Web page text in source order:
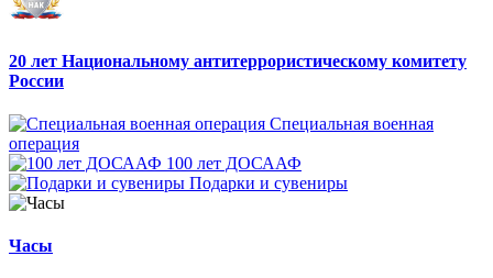
20 лет Национальному антитеррористическому комитету
России
Специальная военная
операция
100 лет ДОСААФ
Подарки и сувениры
Часы